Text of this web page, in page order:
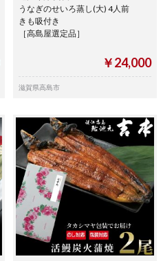
うなぎのせいろ蒸し(大) 4人前
きも吸付き
［高島屋選定品］
￥24,000
滋賀県高島市